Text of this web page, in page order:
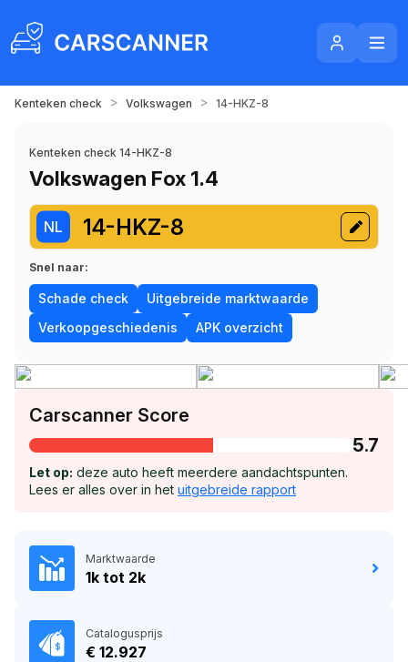
Kenteken check > Volkswagen > 14-HKZ-8
Kenteken check 14-HKZ-8
Volkswagen Fox 1.4
NL 14-HKZ-8
Snel naar:
Schade check
Uitgebreide marktwaarde
Verkoopgeschiedenis
APK overzicht
Carscanner Score
5.7
Let op: deze auto heeft meerdere aandachtspunten.
Lees er alles over in het uitgebreide rapport
Marktwaarde
1k tot 2k
Catalogusprijs
€ 12.927